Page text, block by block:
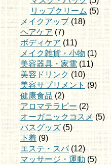
リップクリーム (5)
メイクアップ(18)
ヘアケア (7)
ボディケア (11)
メイク雑貨・小物 (1)
美容器具・家電 (11)
美容ドリンク (10)
美容サプリメント (9)
健康食品 (2)
アロマテラピー (2)
オーガニックコスメ(5)
バスグッズ(5)
下着 (9)
エステ・スパ(12)
マッサージ・運動 (5)